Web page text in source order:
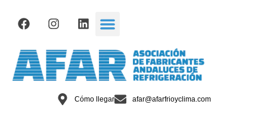
Cómo llegar afar@afarfrioyclima.com